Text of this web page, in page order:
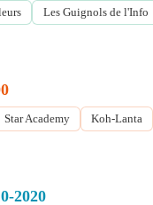
Les Guignols de l'Info
Star Academy Koh-Lanta
2020